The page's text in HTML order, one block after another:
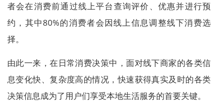
者会在消费前通过线上平台查询评价、优惠并进行预
约，其中80%的消费者会因线上信息调整线下消费选
择。
由此一来，在日常消费决策中，面对线下商家的各类信
息变化快、复杂度高的情况，快速获得真实及时的各类
决策信息成为了用户们享受本地生活服务的首要关键。